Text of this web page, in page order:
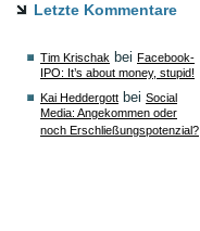
Letzte Kommentare
Tim Krischak bei Facebook-
IPO: It’s about money, stupid!
Kai Heddergott bei Social
Media: Angekommen oder
noch Erschließungspotenzial?